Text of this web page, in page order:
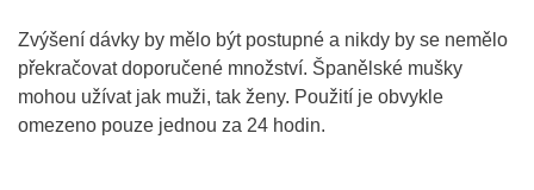
Zvýšení dávky by mělo být postupné a nikdy by se nemělo
překračovat doporučené množství. Španělské mušky
mohou užívat jak muži, tak ženy. Použití je obvykle
omezeno pouze jednou za 24 hodin.